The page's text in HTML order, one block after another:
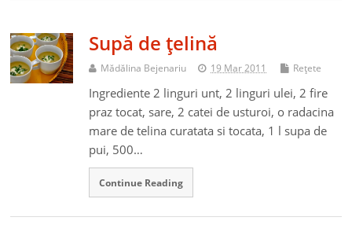
Supă de ţelină
Mădălina Bejenariu 19 Mar 2011 Reţete
Ingrediente 2 linguri unt, 2 linguri ulei, 2 fire
praz tocat, sare, 2 catei de usturoi, o radacina
mare de telina curatata si tocata, 1 l supa de
pui, 500…
Continue Reading